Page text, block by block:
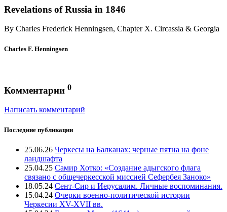
Revelations of Russia in 1846
By Charles Frederick Henningsen, Chapter X. Circassia & Georgia
Charles F. Henningsen
Комментарии 0
Написать комментарий
Последние публикации
25.06.26 Черкесы на Балканах: черные пятна на фоне
ландшафта
25.04.25 Самир Хотко: «Создание адыгского флага
связано с общечеркесской миссией Сефербея Заноко»
18.05.24 Сент-Сир и Иерусалим. Личные воспоминания.
15.04.24 Очерки военно-политической истории
Черкесии XV-XVII вв.